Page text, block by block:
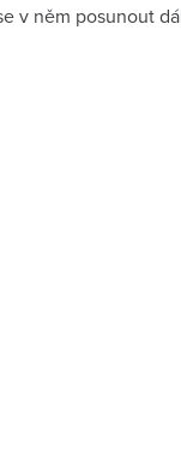
něm posunout